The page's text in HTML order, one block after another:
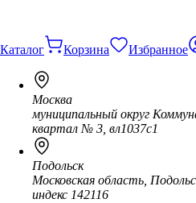
Каталог Корзина Избранное
Москва
муниципальный округ
квартал № 3, вл1037с1
Подольск
Московская область,
индекс 142116